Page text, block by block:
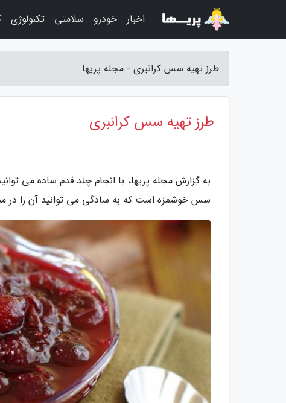
طرز تهیه سس کرانبری - مجله پریها
طرز تهیه سس کرانبری
به گزارش مجله پریها، با انجام چند قدم ساده می
سس خوشمزه است که به سادگی می توانید آن را در
اخبار خودرو سلامتی تکنولوژی